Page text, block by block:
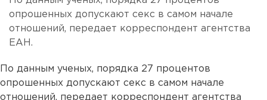
опрошенных допускают секс в самом начале
отношений, передает корреспондент агентства
ЕАН.
По данным ученых, порядка 27 процентов
опрошенных допускают секс в самом начале
отношений, передает корреспондент агентства